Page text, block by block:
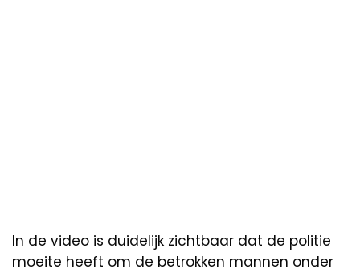
In de video is duidelijk zichtbaar dat de politie
moeite heeft om de betrokken mannen onder